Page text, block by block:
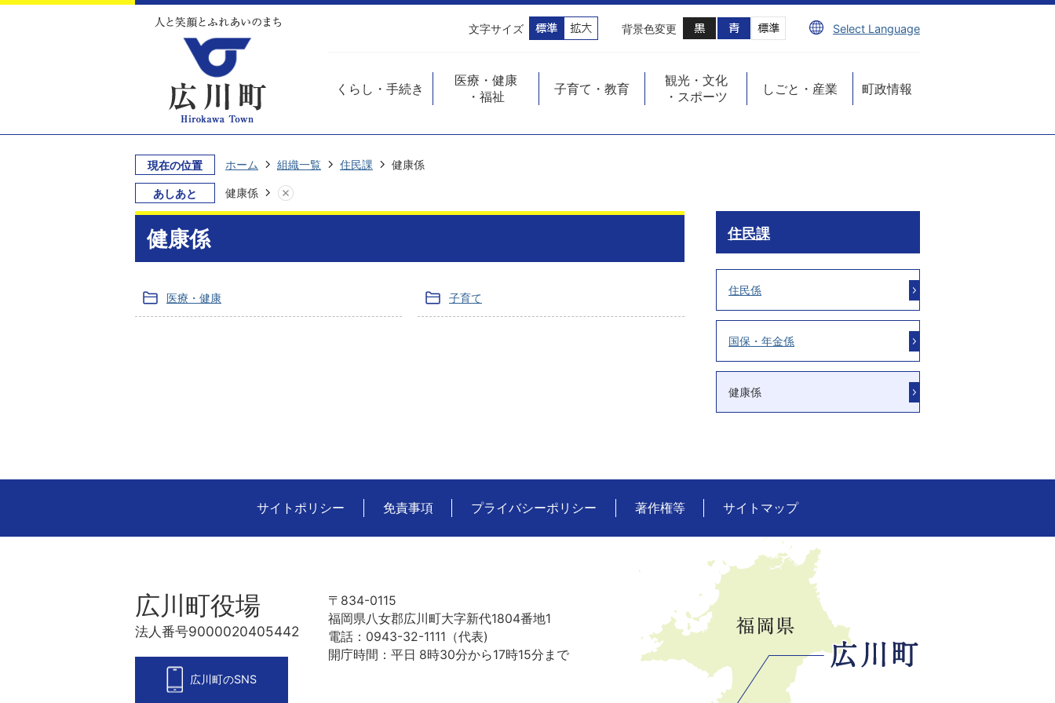
文字サイズ 背景色変更 Select Language
くらし・手続き
医療・健康
・福祉
子育て・教育
観光・文化
・スポーツ
しごと・産業 町政情報
現在の位置 ホーム 組織一覧 住民課 健康係
あしあと 健康係
健康係
医療・健康 子育て
住民課
住民係
国保・年金係
健康係
サイトポリシー 免責事項 プライバシーポリシー 著作権等 サイトマップ
広川町役場
法人番号9000020405442
広川町のSNS
〒834-0115
福岡県八女郡広川町大字新代1804番地1
電話：0943-32-1111（代表)
開庁時間：平日 8時30分から17時15分まで
を
記